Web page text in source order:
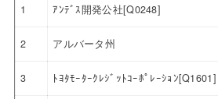
1 ｱﾝﾃﾞｽ開発公社[Q0248]
2 アルバータ州
3 ﾄﾖﾀﾓｰﾀｰｸﾚｼﾞｯﾄｺｰﾎﾟﾚｰｼｮﾝ[Q1601]